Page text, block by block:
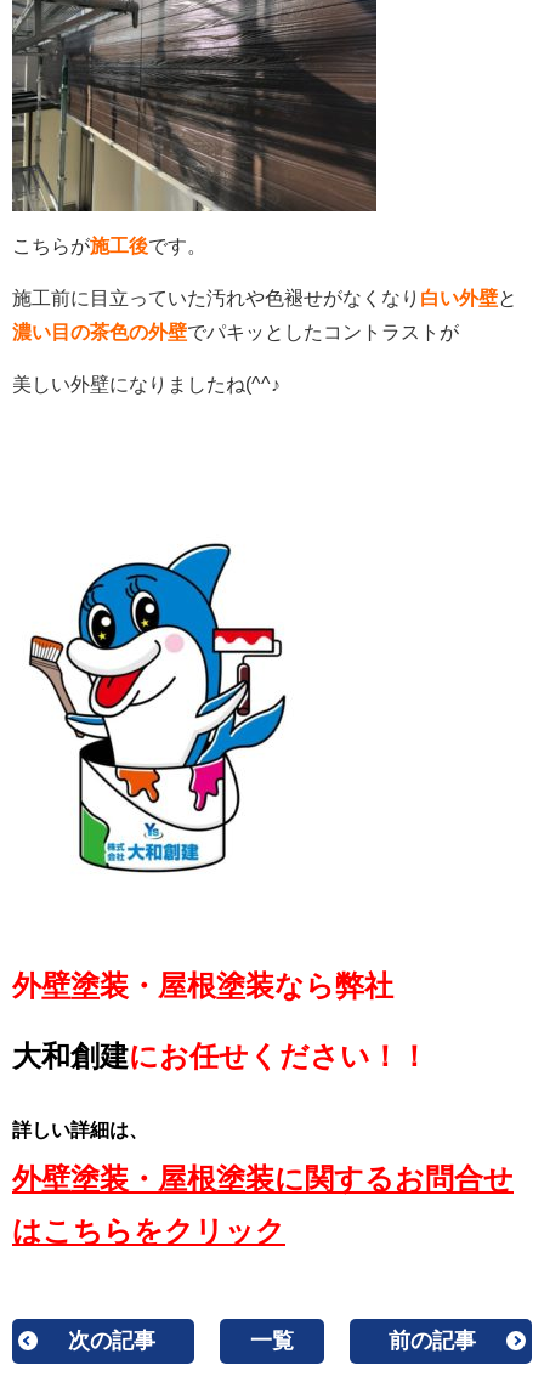
こちらが施工後です。
施工前に目立っていた汚れや色褪せがなくなり 白い外壁と
濃い目の茶色の外壁でパキッとしたコントラストが
美しい外壁になりましたね(^^♪
外壁塗装・屋根塗装なら弊社
大和創建にお任せください！！
詳しい詳細は、
外壁塗装・屋根塗装に関するお問合せ
はこちらをクリック
次の記事 一覧 前の記事